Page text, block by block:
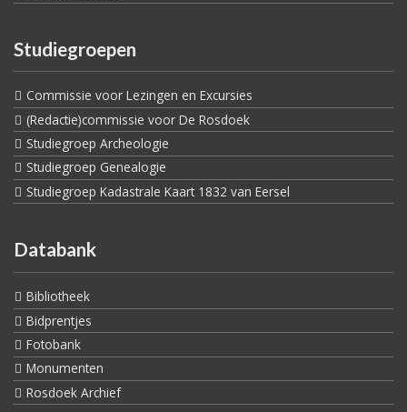
Studiegroepen
Commissie voor Lezingen en Excursies
(Redactie)commissie voor De Rosdoek
Studiegroep Archeologie
Studiegroep Genealogie
Studiegroep Kadastrale Kaart 1832 van Eersel
Databank
Bibliotheek
Bidprentjes
Fotobank
Monumenten
Rosdoek Archief